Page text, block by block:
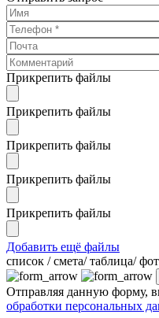
Прикрепить файлы
Прикрепить файлы
Прикрепить файлы
Прикрепить файлы
Прикрепить файлы
Добавить ещё файлы
cписок / смета/ таблица/
Отправляя данную форму,
обработки персональных